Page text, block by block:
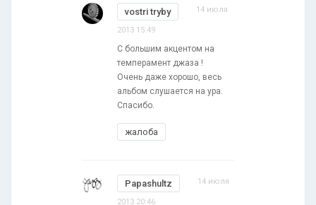
vostri tryby 14 июля
2013 15:49
С большим акцентом на
темперамент джаза !
Очень даже хорошо, весь
альбом слушается на ура.
Спасибо.
жалоба
Papashultz 14 июля
2013 20:46